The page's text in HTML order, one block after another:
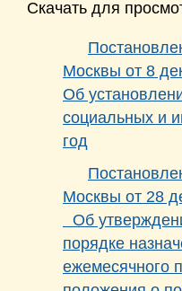
Скачать для
Москвы от 8
Об
социальных и
год
Москвы от 28
Об
порядке
ежемесячного